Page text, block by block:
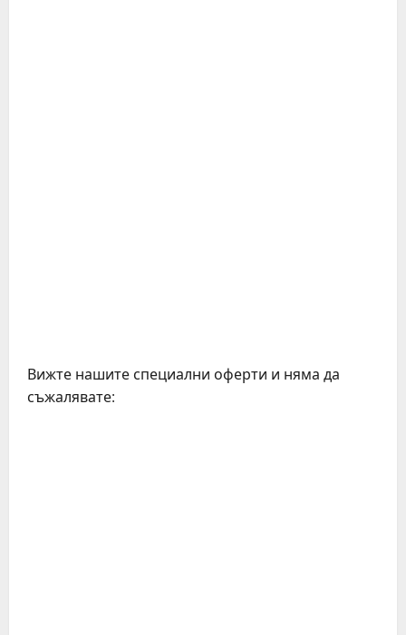
Вижте нашите специални оферти и няма да
съжалявате: